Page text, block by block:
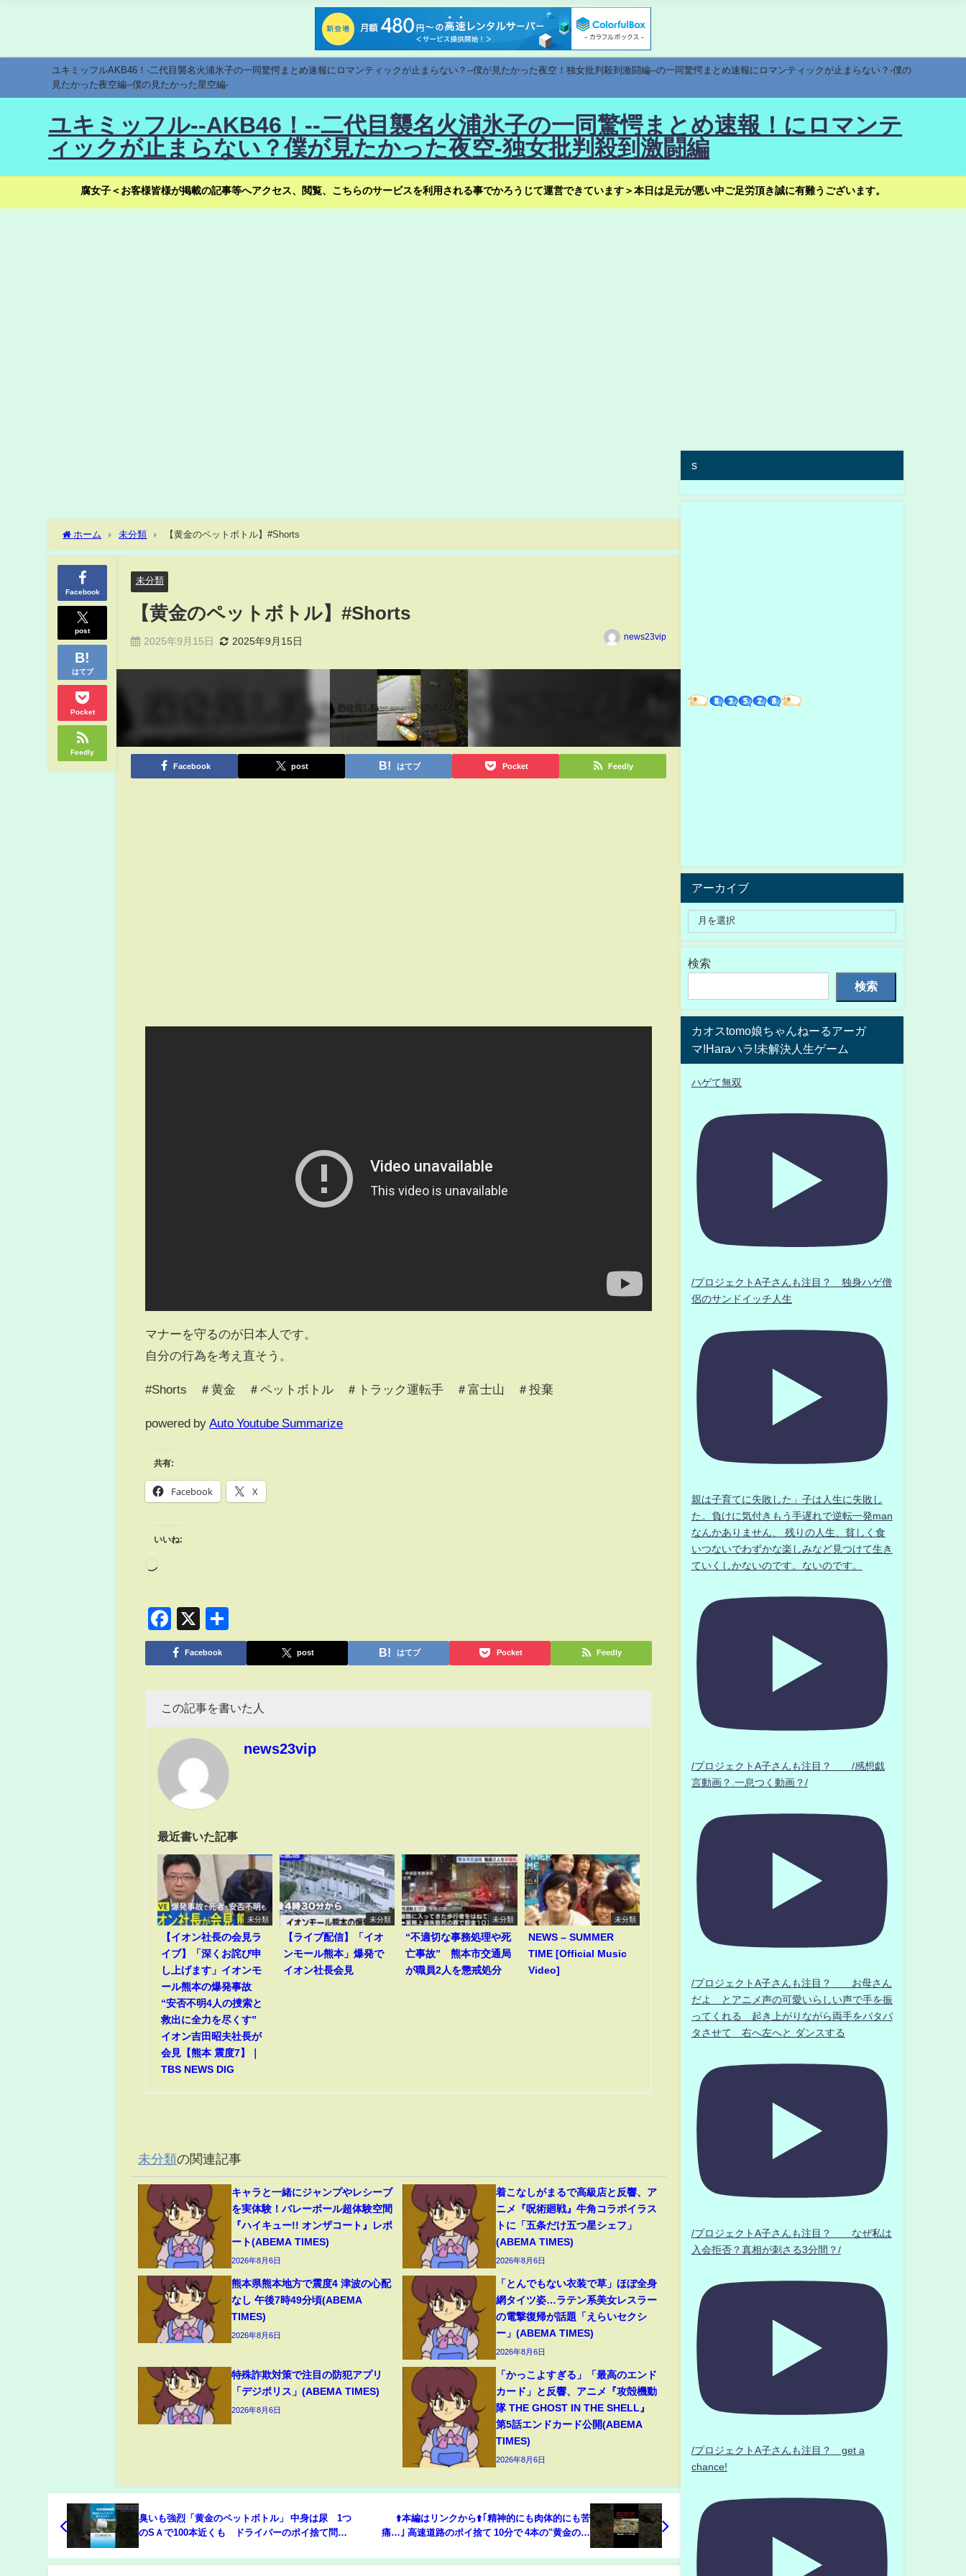
ユキミッフルAKB46！-二代目襲名火浦氷子の一同驚愕まとめ速報にロマンティックが止まらない？--僕が見たかった夜空！独女批判殺到激闘編--の一同驚愕まとめ速報にロマンティックが止まらない？-僕の
見たかった夜空編--僕の見たかった星空編-
ユキミッフル--AKB46！--二代目襲名火浦氷子の一同驚愕まとめ速報！にロマンテ
ィックが止まらない？僕が見たかった夜空-独女批判殺到激闘編
腐女子＜お客様皆様が掲載の記事等へアクセス、閲覧、こちらのサービスを利用される事でかろうじて運営できています＞本日は足元が悪い中ご足労頂き誠に有難うございます。
ホーム 未分類 【黄金のペットボトル】#Shorts
Facebook
post
はてブ
Pocket
Feedly
未分類
【黄金のペットボトル】#Shorts
2025年9月15日 2025年9月15日 news23vip
Facebook post はてブ Pocket Feedly
マナーを守るのが日本人です。
自分の行為を考え直そう。
#Shorts ＃黄金 ＃ペットボトル ＃トラック運転手 ＃富士山 ＃投棄
powered by Auto Youtube Summarize
共有:
Facebook X
いいね:
Facebook
X
有
Facebook post はてブ Pocket Feedly
この記事を書いた人
news23vip
最近書いた記事
未分類
【イオン社長の会見ラ
イブ】「深くお詫び申
し上げます」イオンモ
ール熊本の爆発事故
“安否不明4人の捜索と
救出に全力を尽くす”
イオン吉田昭夫社長が
会見【熊本 震度7】｜
TBS NEWS DIG
未分類
【ライブ配信】「イオ
ンモール熊本」爆発で
イオン社長会見
未分類
“不適切な事務処理や死
亡事故” 熊本市交通局
が職員2人を懲戒処分
未分類
NEWS – SUMMER
TIME [Official Music
Video]
未分類の関連記事
キャラと一緒にジャンプやレシーブ
を実体験！バレーボール超体験空間
『ハイキュー!! オンザコート』レポ
ート(ABEMA TIMES)
2026年8月6日
着こなしがまるで高級店と反響、ア
ニメ『呪術廻戦』牛角コラボイラス
トに「五条だけ五つ星シェフ」
(ABEMA TIMES)
2026年8月6日
熊本県熊本地方で震度4 津波の心配
なし 午後7時49分頃(ABEMA
TIMES)
2026年8月6日
「とんでもない衣装で草」ほぼ全身
網タイツ姿…ラテン系美女レスラー
の電撃復帰が話題「えらいセクシ
ー」(ABEMA TIMES)
2026年8月6日
特殊詐欺対策で注目の防犯アプリ
「デジポリス」(ABEMA TIMES)
2026年8月6日
「かっこよすぎる」「最高のエンド
カード」と反響、アニメ『攻殻機動
隊 THE GHOST IN THE SHELL』
第5話エンドカード公開(ABEMA
TIMES)
2026年8月6日
臭いも強烈「黄金のペットボトル」 中身は尿 1つ
のSＡで100本近くも ドライバーのポイ捨て問題
⬆️本編はリンクから⬆️｢精神的にも肉体的にも苦
痛…｣ 高速道路のポイ捨て 10分で 4本の"黄金のペ
s
アーカイブ
検索
検索
カオスtomo娘ちゃんねーるアーガ
マ!Haraハラ!未解決人生ゲーム
ハゲて無双
/プロジェクトA子さんも注目？ 独身ハゲ僧
侶のサンドイッチ人生
親は子育てに失敗した」子は人生に失敗し
た。負けに気付きもう手遅れで逆転一発man
なんかありません、 残りの人生、貧しく食
いつないでわずかな楽しみなど見つけて生き
ていくしかないのです。ないのです。
/プロジェクトA子さんも注目？ /感想戯
言動画？.一息つく動画？/
/プロジェクトA子さんも注目？ お母さん
だよ とアニメ声の可愛いらしい声で手を振
ってくれる 起き上がりながら両手をパタパ
タさせて 右へ左へと ダンスする
/プロジェクトA子さんも注目？ なぜ私は
入会拒否？真相が刺さる3分間？/
/プロジェクトA子さんも注目？ get a
chance!